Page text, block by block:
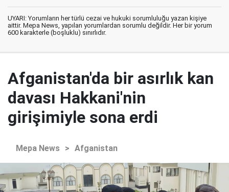
UYARI: Yorumların her türlü cezai ve hukuki sorumluluğu yazan kişiye
aittir. Mepa News, yapılan yorumlardan sorumlu değildir. Her bir yorum
600 karakterle (boşluklu) sınırlıdır.
Afganistan'da bir asırlık kan
davası Hakkani'nin
girişimiyle sona erdi
Mepa News > Afganistan